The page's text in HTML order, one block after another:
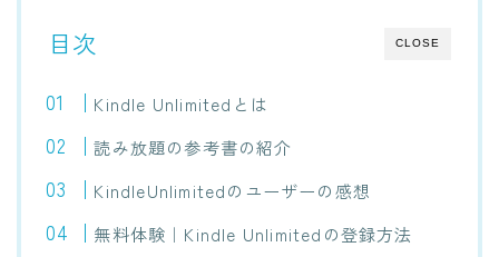
CLOSE
目次
Kindle Unlimitedとは
読み放題の参考書の紹介
KindleUnlimitedのユーザーの感想
無料体験｜Kindle Unlimitedの登録方法